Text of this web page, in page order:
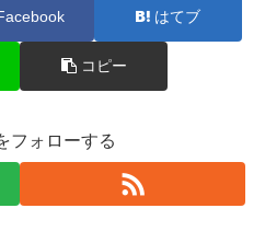
はてブ
コピー
フォローする